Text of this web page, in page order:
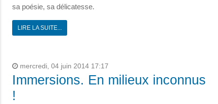
sa poésie, sa délicatesse.
LIRE LA SUITE...
mercredi, 04 juin 2014 17:17
Immersions. En milieux inconnus
!